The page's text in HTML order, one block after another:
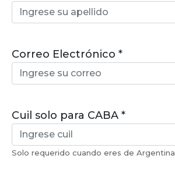
Correo Electrónico
Cuil solo para CABA
Solo requerido cuando eres de Argentina